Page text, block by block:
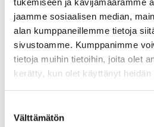
jaamme sosiaalisen median,
alan kumppaneillemme tietoja
sivustoamme. Kumppanimme
tietoja muihin tietoihin, joita olet
kerätty, kun olet käyttänyt heidän
valinta
Välttämätön
1.8.2024
Vuosiloma vaikuttaa
hakemiseen
Lapsikorotukset ja